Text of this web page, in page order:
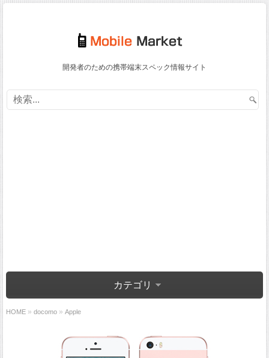
開発者のための携帯端末スペック情報サイト
カテゴリ
HOME » docomo » Apple